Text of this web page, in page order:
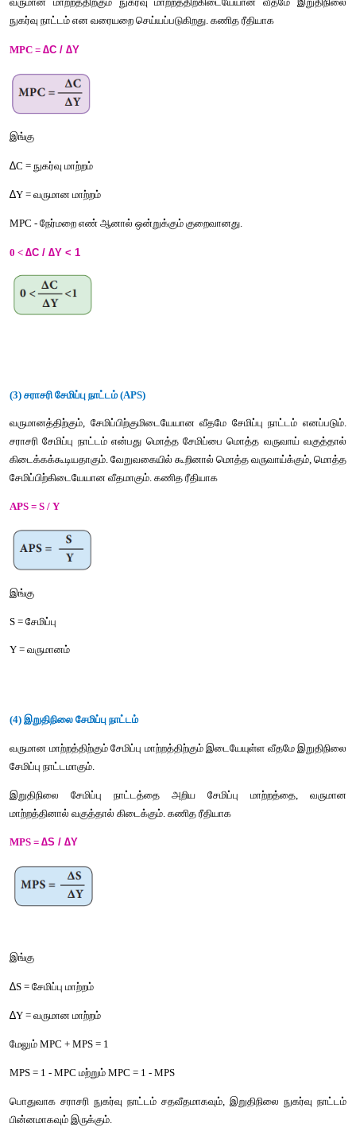
(i) சராசரி நுகர்வு நாட்டம் = c / y = நுகர்வு / வருவாய்
(iii) சராசரி சேமிப்பு நாட்டம் = s / y சேமிப்பு / வருவாய்
(iv) இறுதிநிலை சேமிப்பு நாட்டம்
= ∆s / ∆y சேமிப்பு மாற்றம் / வருவாய் மாற்றம்
வருமானத்திற்கும் நுகர்வுக்குமான வீதமே சராசரி
கணிதரீதியாக
APC = C / Y
இங்கு
C - நுகர்வு
Y - வருமானம்
(2) இறுதி நிலை நுகர்வு நாட்டம்
வருமான மாற்றத்திற்கும் நுகர்வு மாற்றத்திற்கிடையேயான
MPC = ∆C / ∆Y
∆C = நுகர்வு மாற்றம்
∆Y = வருமான மாற்றம்
0 < ∆C / ∆Y < 1